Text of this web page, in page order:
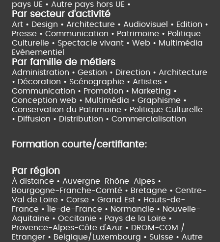
pays UE • Autre pays hors UE •
Par secteur d'activité
Art • Design • Architecture • Audiovisuel • Edition •
Presse • Communication • Patrimoine • Politique
Culturelle • Spectacle vivant • Web • Multimédia
Evènementiel
Par famille de métiers
Administration • Gestion • Direction • Architecture
• Décoration • Scénographie • Artistes •
Communication • Promotion • Marketing •
Conception web • Multimédia • Graphisme •
Conservation du Patrimoine • Politique Culturelle
• Diffusion • Distribution • Commercialisation
Formation courte/certifiante:
Par région
À distance • Auvergne-Rhône-Alpes •
Bourgogne-Franche-Comté • Bretagne • Centre-
Val de Loire • Corse • Grand Est • Hauts-de-
France •
Île-de-France • Normandie • Nouvelle-
Aquitaine • Occitanie • Pays de la Loire •
Provence-Alpes-Côte d'Azur • DROM-COM /
Etranger • Belgique/Luxembourg • Suisse • Autre